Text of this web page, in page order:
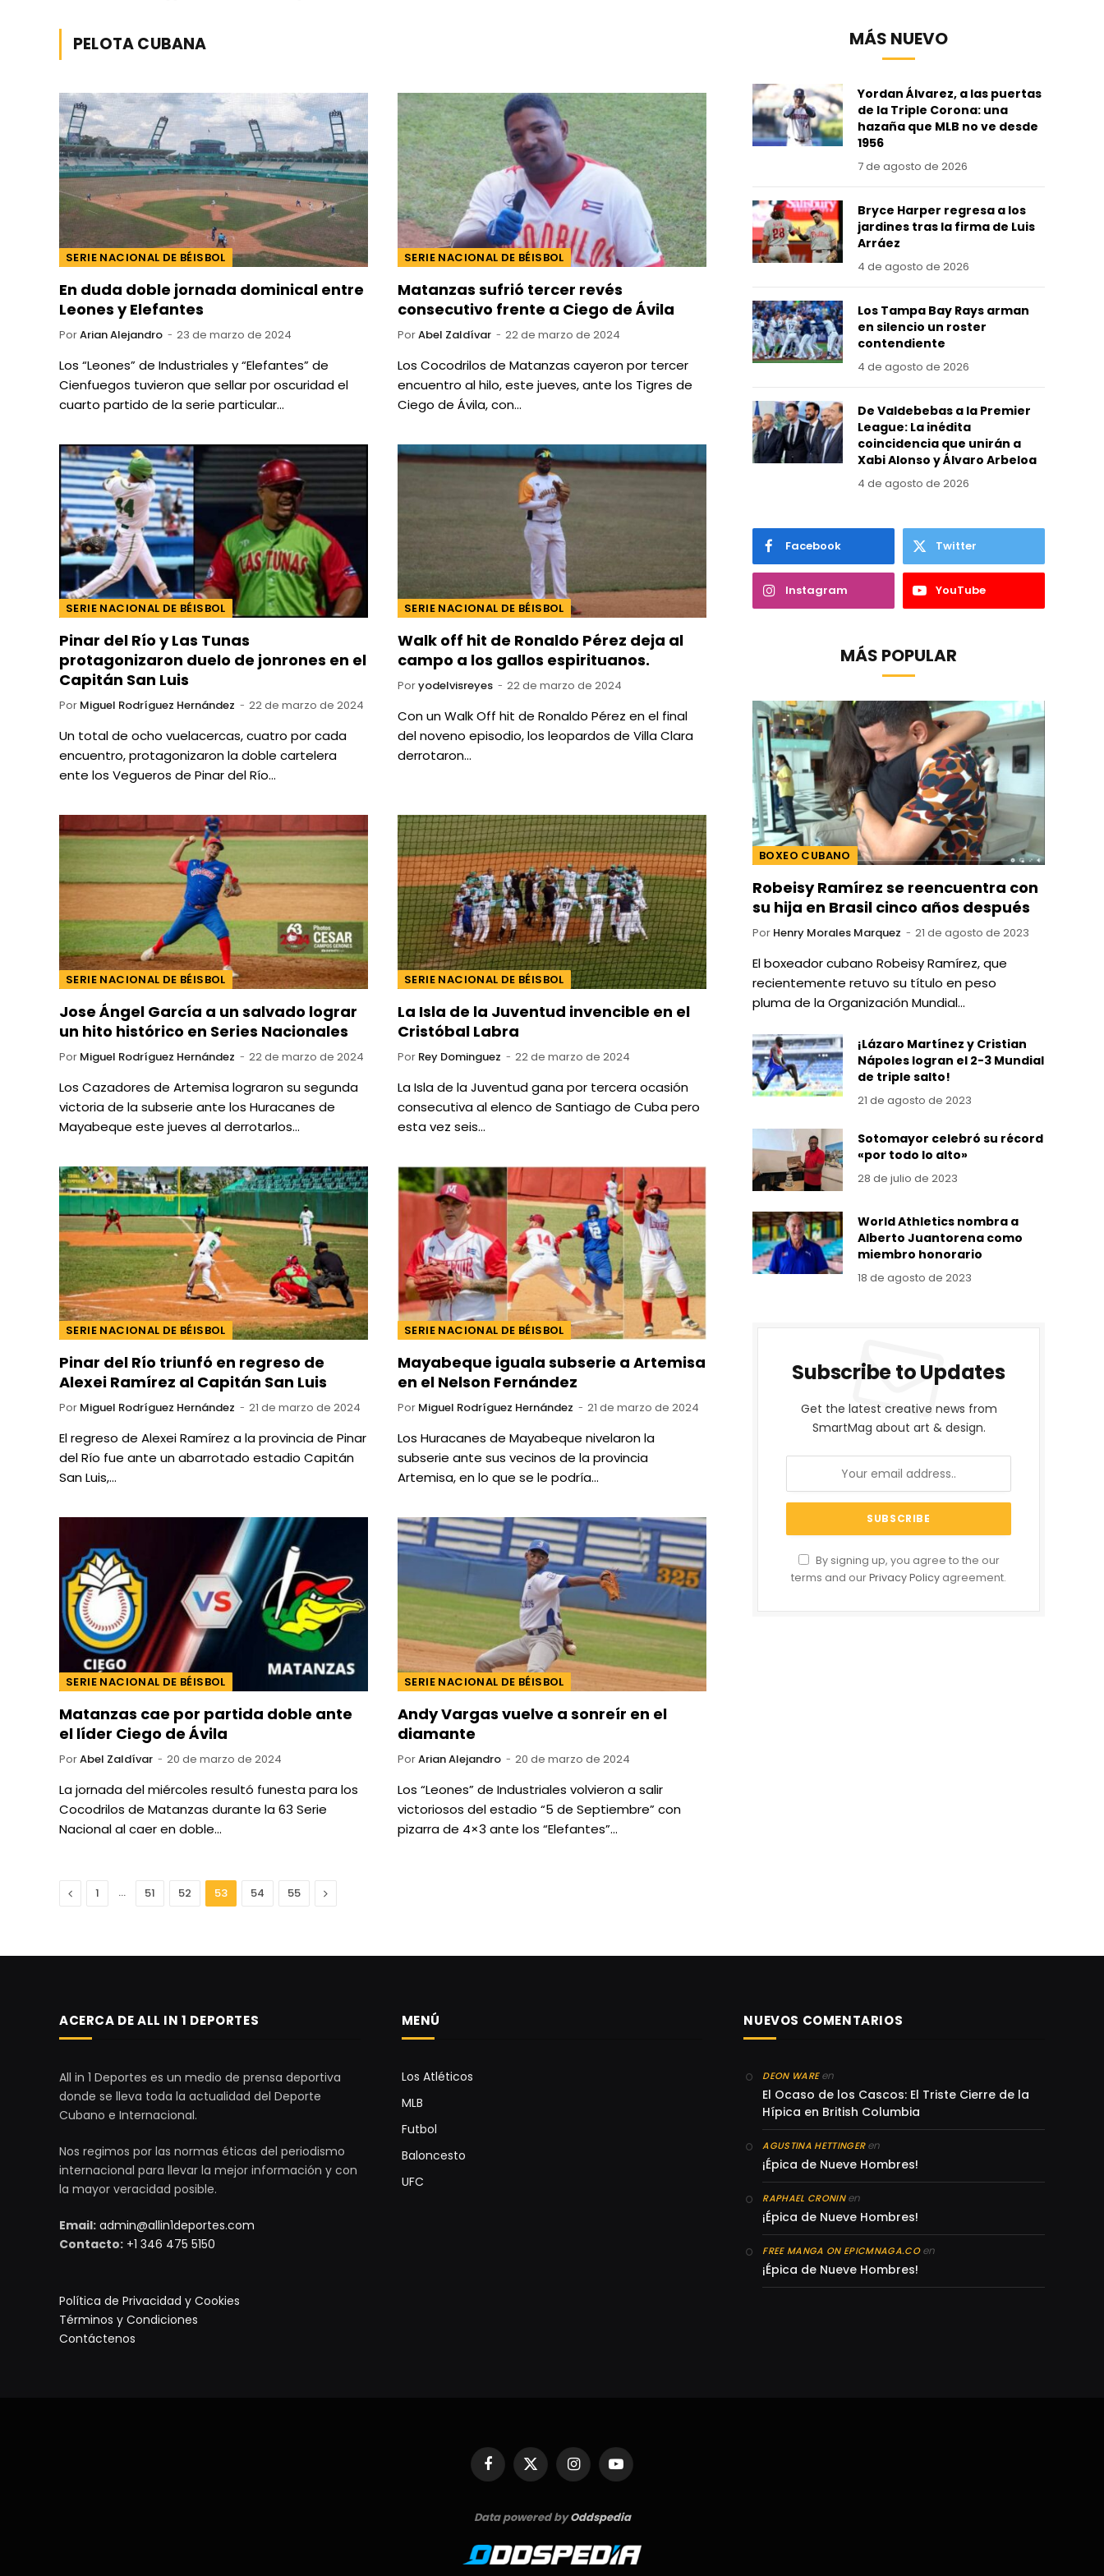
PELOTA CUBANA
SERIE NACIONAL DE BÉISBOL
En duda doble jornada dominical entre
Leones y Elefantes
PorArian Alejandro 23 de marzo de 2024
Los “Leones” de Industriales y “Elefantes” de
Cienfuegos tuvieron que sellar por oscuridad el
cuarto partido de la serie particular…
SERIE NACIONAL DE BÉISBOL
Matanzas sufrió tercer revés
consecutivo frente a Ciego de Ávila
PorAbel Zaldívar 22 de marzo de 2024
Los Cocodrilos de Matanzas cayeron por tercer
encuentro al hilo, este jueves, ante los Tigres de
Ciego de Ávila, con…
SERIE NACIONAL DE BÉISBOL
Pinar del Río y Las Tunas
protagonizaron duelo de jonrones en el
Capitán San Luis
Por Miguel Rodríguez Hernández 22 de marzo de 2024
Un total de ocho vuelacercas, cuatro por cada
encuentro, protagonizaron la doble cartelera
ente los Vegueros de Pinar del Río…
SERIE NACIONAL DE BÉISBOL
Walk off hit de Ronaldo Pérez deja al
campo a los gallos espirituanos.
Poryodelvisreyes 22 de marzo de 2024
Con un Walk Off hit de Ronaldo Pérez en el final
del noveno episodio, los leopardos de Villa Clara
derrotaron…
SERIE NACIONAL DE BÉISBOL
Jose Ángel García a un salvado lograr
un hito histórico en Series Nacionales
Por Miguel Rodríguez Hernández 22 de marzo de 2024
Los Cazadores de Artemisa lograron su segunda
victoria de la subserie ante los Huracanes de
Mayabeque este jueves al derrotarlos…
SERIE NACIONAL DE BÉISBOL
La Isla de la Juventud invencible en el
Cristóbal Labra
Por Rey Dominguez 22 de marzo de 2024
La Isla de la Juventud gana por tercera ocasión
consecutiva al elenco de Santiago de Cuba pero
esta vez seis…
SERIE NACIONAL DE BÉISBOL
Pinar del Río triunfó en regreso de
Alexei Ramírez al Capitán San Luis
Por Miguel Rodríguez Hernández 21 de marzo de 2024
El regreso de Alexei Ramírez a la provincia de Pinar
del Río fue ante un abarrotado estadio Capitán
San Luis,…
SERIE NACIONAL DE BÉISBOL
Mayabeque iguala subserie a Artemisa
en el Nelson Fernández
Por Miguel Rodríguez Hernández 21 de marzo de 2024
Los Huracanes de Mayabeque nivelaron la
subserie ante sus vecinos de la provincia
Artemisa, en lo que se le podría…
SERIE NACIONAL DE BÉISBOL
Matanzas cae por partida doble ante
el líder Ciego de Ávila
PorAbel Zaldívar 20 de marzo de 2024
La jornada del miércoles resultó funesta para los
Cocodrilos de Matanzas durante la 63 Serie
Nacional al caer en doble…
SERIE NACIONAL DE BÉISBOL
Andy Vargas vuelve a sonreír en el
diamante
PorArian Alejandro 20 de marzo de 2024
Los “Leones” de Industriales volvieron a salir
victoriosos del estadio “5 de Septiembre” con
pizarra de 4×3 ante los “Elefantes”…
Anterior
1 … 51 52 53 54 55 Next
MÁS NUEVO
Yordan Álvarez, a las puertas
de la Triple Corona: una
hazaña que MLB no ve desde
1956
7 de agosto de 2026
Bryce Harper regresa a los
jardines tras la firma de Luis
Arráez
4 de agosto de 2026
Los Tampa Bay Rays arman
en silencio un roster
contendiente
4 de agosto de 2026
De Valdebebas a la Premier
League: La inédita
coincidencia que unirán a
Xabi Alonso y Álvaro Arbeloa
4 de agosto de 2026
Facebook Twitter
Instagram YouTube
MÁS POPULAR
BOXEO CUBANO
Robeisy Ramírez se reencuentra con
su hija en Brasil cinco años después
Por Henry Morales Marquez 21 de agosto de 2023
El boxeador cubano Robeisy Ramírez, que
recientemente retuvo su título en peso
pluma de la Organización Mundial…
¡Lázaro Martínez y Cristian
Nápoles logran el 2-3 Mundial
de triple salto!
21 de agosto de 2023
Sotomayor celebró su récord
«por todo lo alto»
28 de julio de 2023
World Athletics nombra a
Alberto Juantorena como
miembro honorario
18 de agosto de 2023
Subscribe to Updates
Get the latest creative news from
SmartMag about art & design.
By signing up, you agree to the our
terms and ourPrivacy Policy agreement.
ACERCA DE ALL IN 1 DEPORTES
All in 1 Deportes es un medio de prensa deportiva
donde se lleva toda la actualidad del Deporte
Cubano e Internacional.
Nos regimos por las normas éticas del periodismo
internacional para llevar la mejor información y con
la mayor veracidad posible.
Email: admin@allin1deportes.com
Contacto: +1 346 475 5150
Política de Privacidad y Cookies
Términos y Condiciones
Contáctenos
MENÚ
Los Atléticos
MLB
Futbol
Baloncesto
UFC
NUEVOS COMENTARIOS
DEON WAREen
El Ocaso de los Cascos: El Triste Cierre de la
Hípica en British Columbia
AGUSTINA HETTINGERen
¡Épica de Nueve Hombres!
RAPHAEL CRONINen
¡Épica de Nueve Hombres!
FREE MANGA ON EPICMNAGA.COen
¡Épica de Nueve Hombres!
Facebook
X
(Twitter)
InstagramYouTube
Data powered byOddspedia